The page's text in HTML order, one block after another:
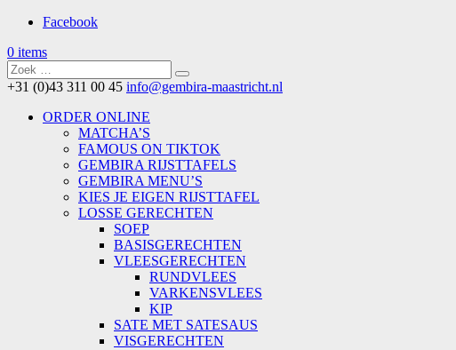
Facebook
0 items
+31 (0)43 311 00 45 info@gembira-maastricht.nl
ORDER ONLINE
MATCHA’S
FAMOUS ON TIKTOK
GEMBIRA RIJSTTAFELS
GEMBIRA MENU’S
KIES JE EIGEN RIJSTTAFEL
LOSSE GERECHTEN
SOEP
BASISGERECHTEN
VLEESGERECHTEN
RUNDVLEES
VARKENSVLEES
KIP
SATE MET SATESAUS
VISGERECHTEN